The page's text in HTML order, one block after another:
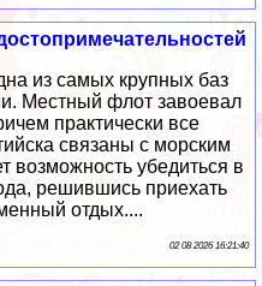
из самых крупных баз
Местный флот завоевал
практически все
связаны с морским
возможность убедиться в
решившись приехать
отдых....
02 08 2026 16:21:40